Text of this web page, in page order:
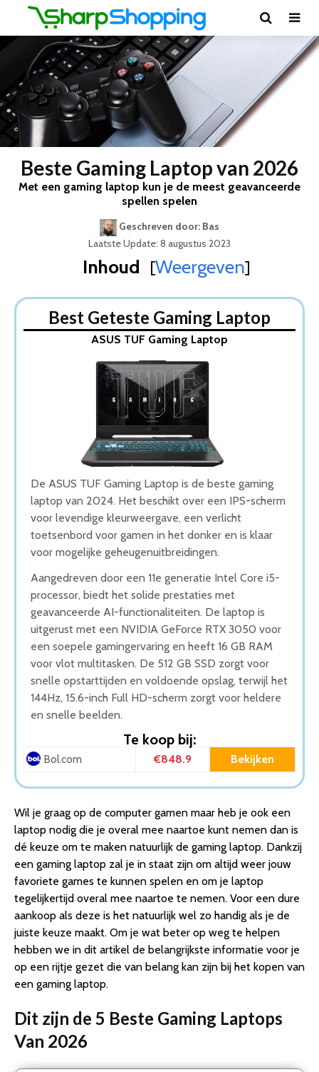
Beste Gaming Laptop van 2026
Met een gaming laptop kun je de meest geavanceerde
spellen spelen
Geschreven door: Bas
Laatste Update: 8 augustus 2023
Inhoud [Weergeven]
1. ASUS TUF Gaming Laptop
2. HP Omen Gaming Laptop
3. MSI Katana Gaming Laptop
4. Lenovo Legion 5 Gaming Laptop
5. ASUS TUF F15 Gaming laptop
Wat is de beste Gaming Laptop van 2026
1. Beste Gaming Laptop van 2026
2. Goede Kwaliteit Gaming Laptop
3. Goede Prijs-Kwaliteit Gaming Laptop
4. Beste Budget Gaming Laptop van 2026
5. Goede Koop Gaming Laptop
Conclusie
Best Geteste Gaming Laptop
ASUS TUF Gaming Laptop
De ASUS TUF Gaming Laptop is de beste gaming
laptop van 2024. Het beschikt over een IPS-scherm
voor levendige kleurweergave, een verlicht
toetsenbord voor gamen in het donker en is klaar
voor mogelijke geheugenuitbreidingen.
Aangedreven door een 11e generatie Intel Core i5-
processor, biedt het solide prestaties met
geavanceerde AI-functionaliteiten. De laptop is
uitgerust met een NVIDIA GeForce RTX 3050 voor
een soepele gamingervaring en heeft 16 GB RAM
voor vlot multitasken. De 512 GB SSD zorgt voor
snelle opstarttijden en voldoende opslag, terwijl het
144Hz, 15.6-inch Full HD-scherm zorgt voor heldere
en snelle beelden.
Te koop bij:
Bol.com €848.9 Bekijken
Wil je graag op de computer gamen maar heb je ook een
laptop nodig die je overal mee naartoe kunt nemen dan is
dé keuze om te maken natuurlijk de gaming laptop. Dankzij
een gaming laptop zal je in staat zijn om altijd weer jouw
favoriete games te kunnen spelen en om je laptop
tegelijkertijd overal mee naartoe te nemen. Voor een dure
aankoop als deze is het natuurlijk wel zo handig als je de
juiste keuze maakt. Om je wat beter op weg te helpen
hebben we in dit artikel de belangrijkste informatie voor je
op een rijtje gezet die van belang kan zijn bij het kopen van
een gaming laptop.
Dit zijn de 5 Beste Gaming Laptops
Van 2026